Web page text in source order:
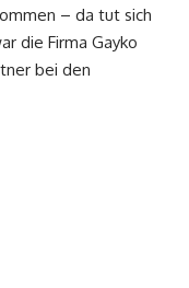
– da tut sich
die Firma Gayko
bei den